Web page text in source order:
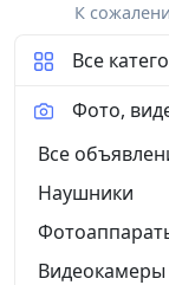
К
Все
Фото,
Все
Наушники
Видеокамеры